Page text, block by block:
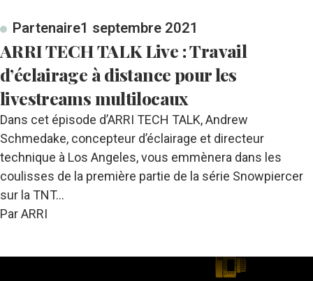
Partenaire1 septembre 2021
ARRI TECH TALK Live : Travail
d’éclairage à distance pour les
livestreams multilocaux
Dans cet épisode d’ARRI TECH TALK, Andrew
Schmedake, concepteur d’éclairage et directeur
technique à Los Angeles, vous emmènera dans les
coulisses de la première partie de la série Snowpiercer
sur la TNT…
Par ARRI